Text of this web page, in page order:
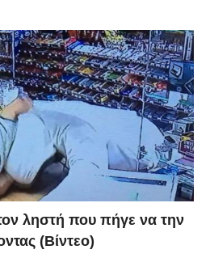
ληστή που πήγε να την
(Βίντεο)